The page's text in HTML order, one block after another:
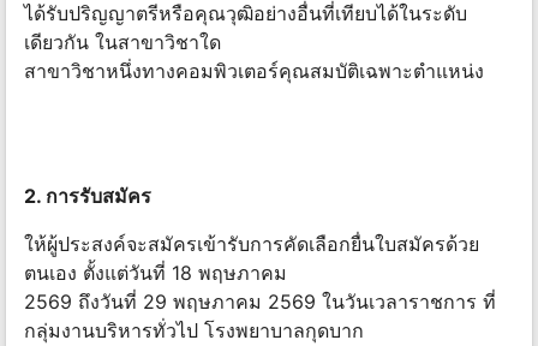
ได้รับปริญญาตรีหรือคุณวุฒิอย่างอื่นที่เทียบได้ในระดับ
เดียวกัน ในสาขาวิชาใด
สาขาวิชาหนึ่งทางคอมพิวเตอร์คุณสมบัติเฉพาะตำแหน่ง
2. การรับสมัคร
ให้ผู้ประสงค์จะสมัครเข้ารับการคัดเลือกยื่นใบสมัครด้วย
ตนเอง ตั้งแต่วันที่ 18 พฤษภาคม
2569 ถึงวันที่ 29 พฤษภาคม 2569 ในวันเวลาราชการ ที่
กลุ่มงานบริหารทั่วไป โรงพยาบาลกุดบาก